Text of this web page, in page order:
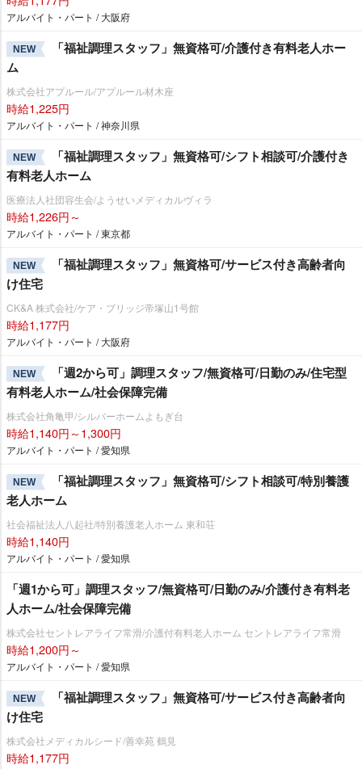
アルバイト・パート / 大阪府
NEW
「福祉調理スタッフ」無資格可/介護付き有料老人ホー
ム
株式会社アプルール/アプルール材木座
時給1,225円
アルバイト・パート / 神奈川県
NEW
「福祉調理スタッフ」無資格可/シフト相談可/介護付き
有料老人ホーム
医療法人社団容生会/ようせいメディカルヴィラ
時給1,226円～
アルバイト・パート / 東京都
NEW
「福祉調理スタッフ」無資格可/サービス付き高齢者向
け住宅
CK&A 株式会社/ケア・ブリッジ帝塚山1号館
時給1,177円
アルバイト・パート / 大阪府
NEW
「週2から可」調理スタッフ/無資格可/日勤のみ/住宅型
有料老人ホーム/社会保障完備
株式会社角亀甲/シルバーホームよもぎ台
時給1,140円～1,300円
アルバイト・パート / 愛知県
NEW
「福祉調理スタッフ」無資格可/シフト相談可/特別養護
老人ホーム
社会福祉法人八起社/特別養護老人ホーム 東和荘
時給1,140円
アルバイト・パート / 愛知県
「週1から可」調理スタッフ/無資格可/日勤のみ/介護付き有料老
人ホーム/社会保障完備
株式会社セントレアライフ常滑/介護付有料老人ホーム セントレアライフ常滑
時給1,200円～
アルバイト・パート / 愛知県
NEW
「福祉調理スタッフ」無資格可/サービス付き高齢者向
け住宅
株式会社メディカルシード/善幸苑 鶴見
時給1,177円